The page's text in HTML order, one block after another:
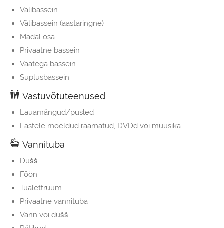
Välibassein
Välibassein (aastaringne)
Madal osa
Privaatne bassein
Vaatega bassein
Suplusbassein
Vastuvõtuteenused
Lauamängud/pusled
Lastele mõeldud raamatud, DVDd või muusika
Vannituba
Dušš
Föön
Tualettruum
Privaatne vannituba
Vann või dušš